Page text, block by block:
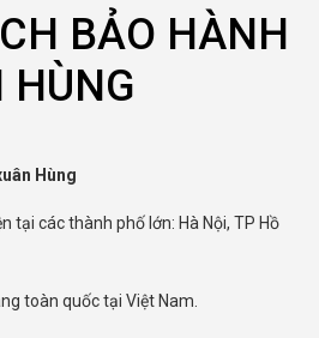
BẢO HÀNH
HÙNG
Hùng
tại các thành phố lớn: Hà Nội, TP Hồ
toàn quốc tại Việt Nam.